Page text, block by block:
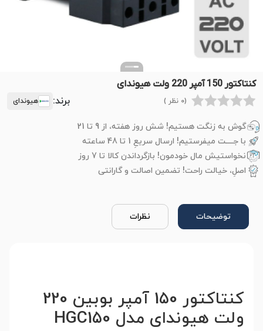
کنتاکتور 150 آمپر 220 ولت هیوندای
(0 نظر ) برند: هیوندای
گوش به زنگت هستیم! شش روز هفته، از 9 تا 21
با جــــت میفرستیم! ارسال سریعِ 1 تا 48 ساعته
نخواستیش مال خودمون! بازگرداندن کالا تا 7 روز
اصلِ، خیالت راحت! تضمین اصالت و گارانتی
توضیحات نظرات
کنتاکتور 150 آمپر بوبین 220
ولت هیوندای مدل HGC150